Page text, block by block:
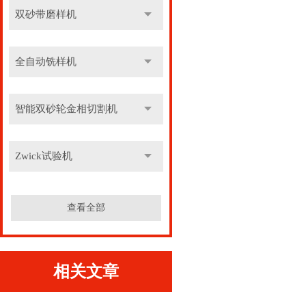
双砂带磨样机
全自动铣样机
智能双砂轮金相切割机
Zwick试验机
查看全部
相关文章